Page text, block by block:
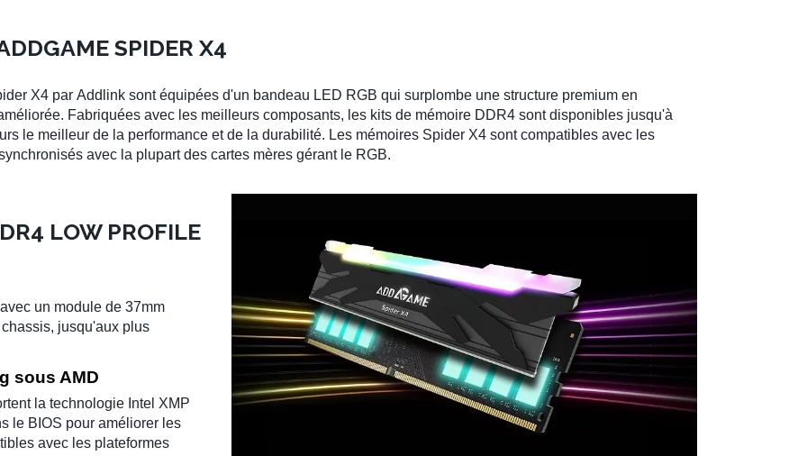
SPIDER X4
X4 par Addlink sont équipées d'un bandeau LED RGB qui surplombe une structure premium en
Fabriquées avec les meilleurs composants, les kits de mémoire DDR4 sont disponibles jusqu'à
le meilleur de la performance et de la durabilité. Les mémoires Spider X4 sont compatibles avec les
avec la plupart des cartes mères gérant le RGB.
LOW PROFILE
un module de 37mm
jusqu'aux plus
sous AMD
la technologie Intel XMP
le BIOS pour améliorer les
avec les plateformes